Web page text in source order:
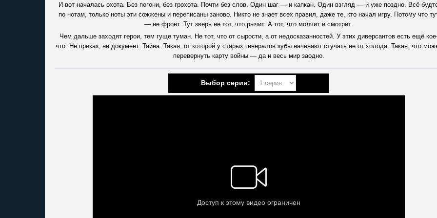
И вот началась охота. Без погони, без грохота. Почти без слов. Один шаг — и капкан. Один взгляд — и уже поздно. Всё
по нотам, только ноты эти сожжены и переписаны заново. Никто не знает всех правил, даже те, кто начал игру. Потому что
— не фронт. Тут зверь не тот, что рычит. А тот, что молчит и смотрит.
Чем дальше заходят герои, тем гуще туман. Не тот, что от сырости, а от недосказанностей. У этих диверсантов есть ещё
что. Не приказ, не документ. Тайна. Такая, от которой у старых генералов зубы начинают стучать не от холода. Такая, что
перевернуть карту войны — да и весь мир заодно.
Выбор серии: